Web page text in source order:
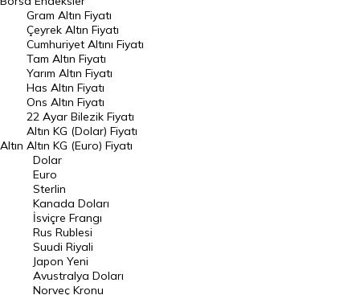
Raporlar
Endeksler
DÖVİZ
Döviz Kuru
Dolar Kuru
Euro Kuru
Pound Kuru
Frank Kuru
Riyal Kuru
Avustralya Doları
Danimarka Kronu Kuru
Altın
Gram Altın Fiyatı
Çeyrek Altın Fiyatı
Cumhuriyet Altını Fiyatı
Tam Altın Fiyatı
Yarım Altın Fiyatı
Has Altın Fiyatı
Ons Altın Fiyatı
22 Ayar Bilezik Fiyatı
Altın KG (Dolar) Fiyatı
Altın KG (Euro) Fiyatı
Dolar
Euro
Sterlin
Kanada Doları
İsviçre Frangı
Rus Rublesi
Suudi Riyali
Japon Yeni
Avustralya Doları
Norveç Kronu